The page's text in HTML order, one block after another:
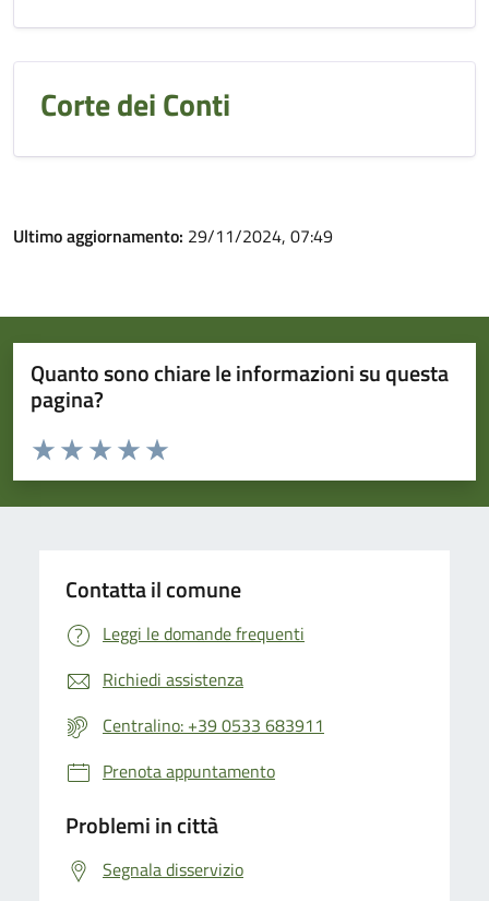
Corte dei Conti
Ultimo aggiornamento: 29/11/2024, 07:49
Quanto sono chiare le informazioni su questa
pagina?
Valuta da 1 a 5 stelle la pagina
Valuta 5 stelle su 5
Valuta 4 stelle su 5
Valuta 3 stelle su 5
Valuta 2 stelle su 5
Valuta 1 stelle su 5
Contatta il comune
Leggi le domande frequenti
Richiedi assistenza
Centralino: +39 0533 683911
Prenota appuntamento
Problemi in città
Segnala disservizio